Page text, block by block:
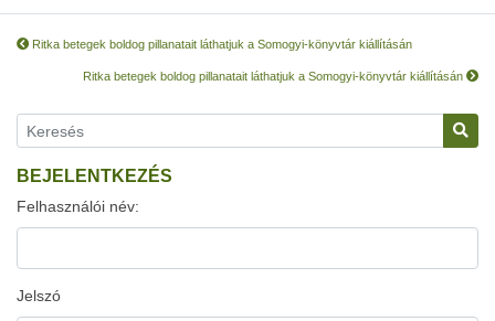
Ritka betegek boldog pillanatait láthatjuk a Somogyi-könyvtár kiállításán
Ritka betegek boldog pillanatait láthatjuk a Somogyi-könyvtár kiállításán
BEJELENTKEZÉS
Felhasználói név:
Jelszó